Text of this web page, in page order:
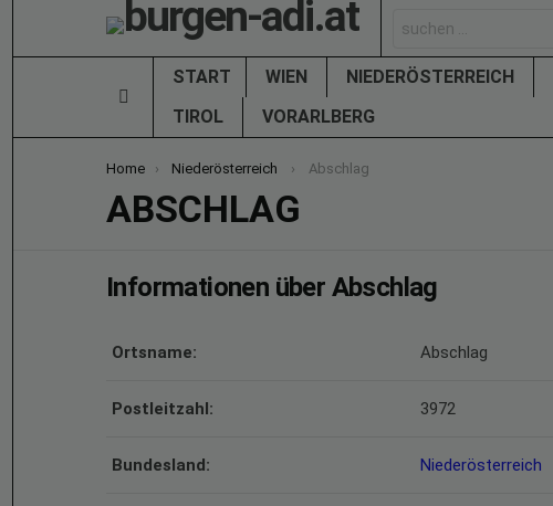
for:
START WIEN NIEDERÖSTERREICH
TIROL
VORARLBERG
You are here:
Home Niederösterreich Abschlag
ABSCHLAG
Informationen über Abschlag
Ortsname: Abschlag
Postleitzahl: 3972
Bundesland: Niederösterreich